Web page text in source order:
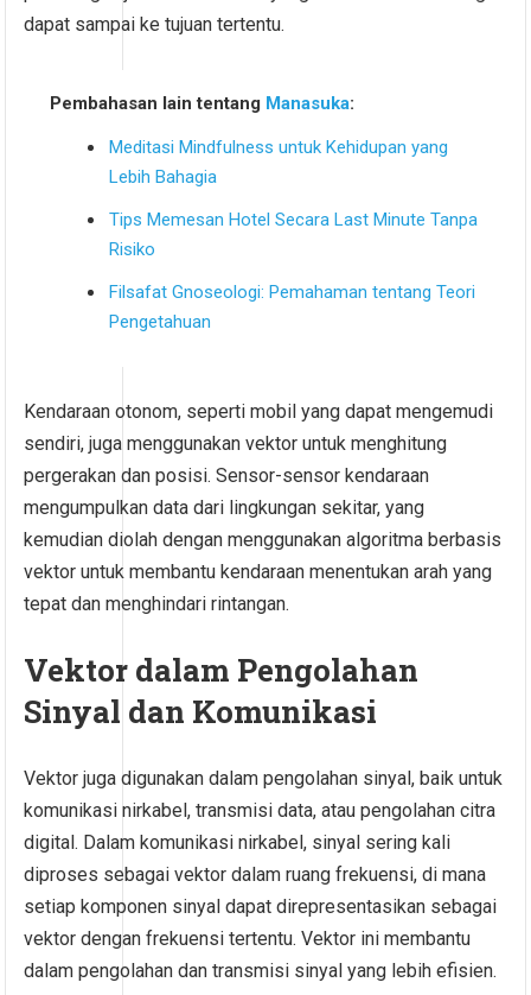
dapat sampai ke tujuan tertentu.
Pembahasan lain tentang Manasuka:
Meditasi Mindfulness untuk Kehidupan yang
Lebih Bahagia
Tips Memesan Hotel Secara Last Minute Tanpa
Risiko
Filsafat Gnoseologi: Pemahaman tentang Teori
Pengetahuan
Kendaraan otonom, seperti mobil yang dapat mengemudi
sendiri, juga menggunakan vektor untuk menghitung
pergerakan dan posisi. Sensor-sensor kendaraan
mengumpulkan data dari lingkungan sekitar, yang
kemudian diolah dengan menggunakan algoritma berbasis
vektor untuk membantu kendaraan menentukan arah yang
tepat dan menghindari rintangan.
Vektor dalam Pengolahan
Sinyal dan Komunikasi
Vektor juga digunakan dalam pengolahan sinyal, baik untuk
komunikasi nirkabel, transmisi data, atau pengolahan citra
digital. Dalam komunikasi nirkabel, sinyal sering kali
diproses sebagai vektor dalam ruang frekuensi, di mana
setiap komponen sinyal dapat direpresentasikan sebagai
vektor dengan frekuensi tertentu. Vektor ini membantu
dalam pengolahan dan transmisi sinyal yang lebih efisien.